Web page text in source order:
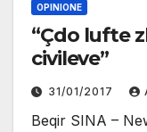
OPINIONE
“Çdo lufte
civileve”
31/01/2017
Beqir SINA –